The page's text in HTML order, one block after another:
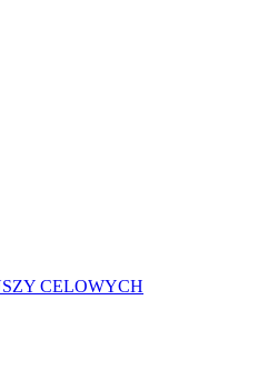
CELOWYCH